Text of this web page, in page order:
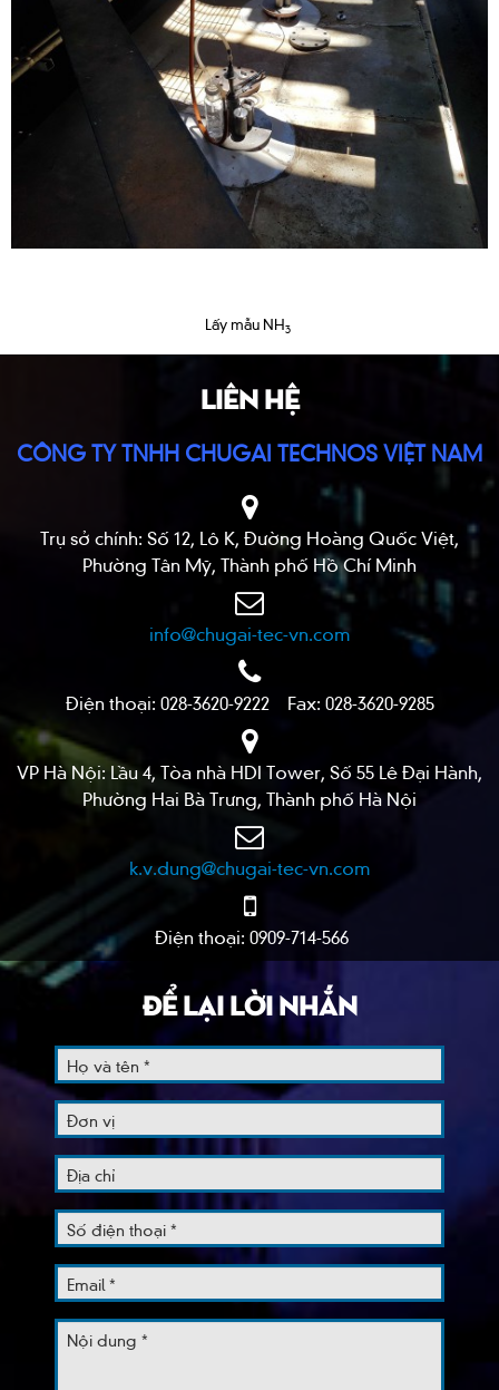
Lấy mẫu NH3
LIÊN HỆ
CÔNG TY TNHH CHUGAI TECHNOS VIỆT NAM
Trụ sở chính: Số 12, Lô K, Đường Hoàng Quốc Việt,
Phường Tân Mỹ, Thành phố Hồ Chí Minh
info@chugai-tec-vn.com
Điện thoại: 028-3620-9222 Fax: 028-3620-9285
VP Hà Nội: Lầu 4, Tòa nhà HDI Tower, Số 55 Lê Đại Hành,
Phường Hai Bà Trưng, Thành phố Hà Nội
k.v.dung@chugai-tec-vn.com
Điện thoại: 0909-714-566
ĐỂ LẠI LỜI NHẮN